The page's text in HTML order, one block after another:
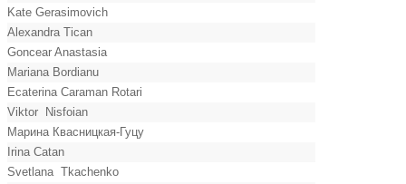
Kate Gerasimovich
Alexandra Tican
Goncear Anastasia
Mariana Bordianu
Ecaterina Caraman Rotari
Viktor Nisfoian
Марина Квасницкая-Гуцу
Irina Catan
Svetlana Tkachenko